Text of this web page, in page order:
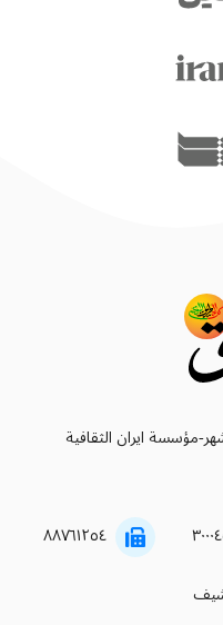
مؤسسة ايران الثقافية
۸۸۷٦۱۲٥٤